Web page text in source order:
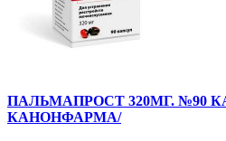
ПАЛЬМАПРОСТ 320МГ. №90
КАНОНФАРМА/